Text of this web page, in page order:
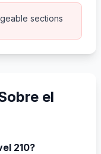
sections
el
210?